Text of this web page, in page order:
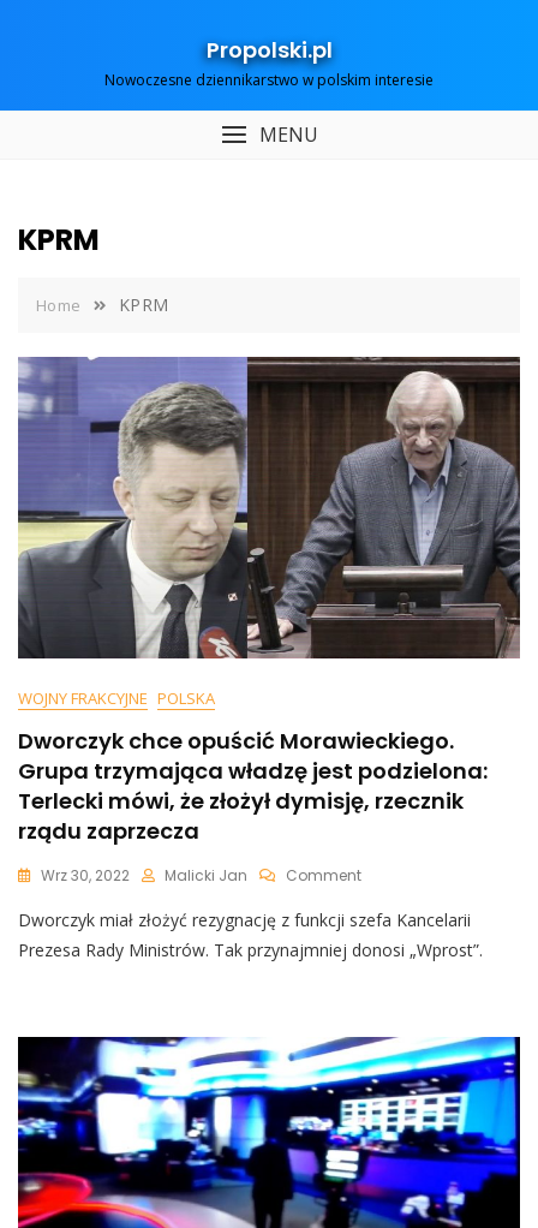
Propolski.pl
Nowoczesne dziennikarstwo w polskim interesie
MENU
KPRM
Home KPRM
WOJNY FRAKCYJNE POLSKA
Dworczyk chce opuścić Morawieckiego.
Grupa trzymająca władzę jest podzielona:
Terlecki mówi, że złożył dymisję, rzecznik
rządu zaprzecza
Wrz 30, 2022 Malicki Jan CommentOn
Chce
Opuścić
Morawieckiego.
Władzę
Jest
Podzielona:
Terlecki
Mówi,
Że
Złożył
Dymisję,
Rzecznik
Dworczyk miał złożyć rezygnację z funkcji szefa Kancelarii
Prezesa Rady Ministrów. Tak przynajmniej donosi „Wprost”.